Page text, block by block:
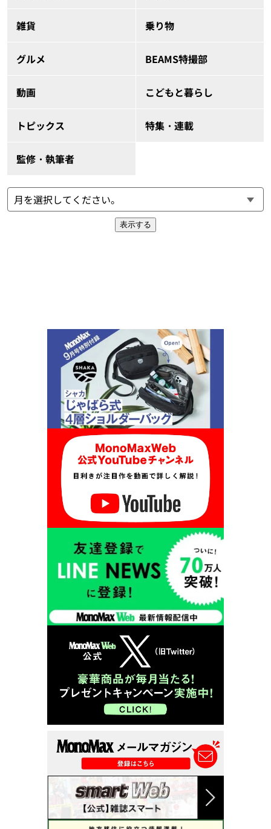
雑貨 乗り物
グルメ BEAMS特撮部
動画 こどもと暮らし
トピックス 特集・連載
監修・執筆者
表示する